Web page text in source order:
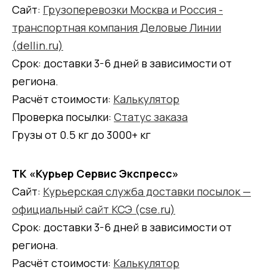
Сайт: Грузоперевозки Москва и Россия -
транспортная компания Деловые Линии
(dellin.ru)
Срок: доставки 3-6 дней в зависимости от
региона.
Расчёт стоимости: Калькулятор
Проверка посылки: Статус заказа
Грузы от 0.5 кг до 3000+ кг
ТК «Курьер Сервис Экспресс»
Сайт: Курьерская служба доставки посылок —
официальный сайт КСЭ (cse.ru)
Срок: доставки 3-6 дней в зависимости от
региона.
Расчёт стоимости: Калькулятор